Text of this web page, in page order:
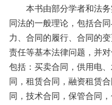
本书由部分学者和法
同法的一般理论，包括合
力、合同的履行、合同的
责任等基本法律问题，并
包括：买卖合同，供用电
同，租赁合同，融资租赁
同，技术合同，保管合同